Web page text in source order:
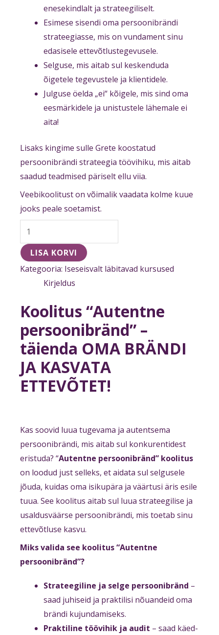
enesekindlalt ja strateegiliselt.
Esimese sisendi oma persoonibrändi
strateegiasse, mis on vundament sinu
edasisele ettevõtlustegevusele.
Selguse, mis aitab sul keskenduda
õigetele tegevustele ja klientidele.
Julguse öelda „ei“ kõigele, mis sind oma
eesmärkidele ja unistustele lähemale ei
aita!
Lisaks kingime sulle Grete koostatud
persoonibrändi strateegia töövihiku, mis aitab
saadud teadmised päriselt ellu viia.
Veebikoolitust on võimalik vaadata kolme kuue
jooks peale soetamist.
LISA KORVI
Kategooria: Iseseisvalt läbitavad kursused
Kirjeldus
Koolitus “Autentne
persoonibränd” –
täienda OMA BRÄNDI
JA KASVATA
ETTEVÕTET!
Kas soovid luua tugevama ja autentsema
persoonibrändi, mis aitab sul konkurentidest
eristuda? “Autentne persoonibränd” koolitus
on loodud just selleks, et aidata sul selgusele
jõuda, kuidas oma isikupära ja väärtusi äris esile
tuua. See koolitus aitab sul luua strateegilise ja
usaldusväärse persoonibrändi, mis toetab sinu
ettevõtluse kasvu.
Miks valida see koolitus “Autentne
persoonibränd”?
Strateegiline ja selge persoonibränd –
saad juhiseid ja praktilisi nõuandeid oma
brändi kujundamiseks.
Praktiline töövihik ja audit – saad käed-